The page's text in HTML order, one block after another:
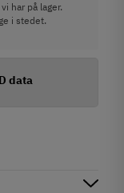
har på lager.
i stedet.
data